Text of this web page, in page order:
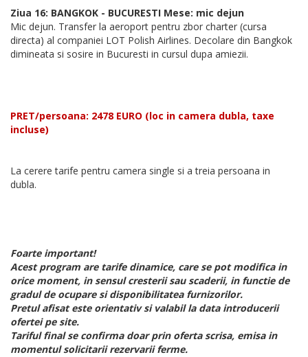
Ziua 16: BANGKOK - BUCURESTI Mese: mic dejun
Mic dejun. Transfer la aeroport pentru zbor charter (cursa
directa) al companiei LOT Polish Airlines. Decolare din Bangkok
dimineata si sosire in Bucuresti in cursul dupa amiezii.
PRET/persoana: 2478 EURO (loc in camera dubla, taxe
incluse)
La cerere tarife pentru camera single si a treia persoana in
dubla.
Foarte important!
Acest program are tarife dinamice, care se pot modifica in
orice moment, in sensul cresterii sau scaderii, in functie de
gradul de ocupare si disponibilitatea furnizorilor.
Pretul afisat este orientativ si valabil la data introducerii
ofertei pe site.
Tariful final se confirma doar prin oferta scrisa, emisa in
momentul solicitarii rezervarii ferme.